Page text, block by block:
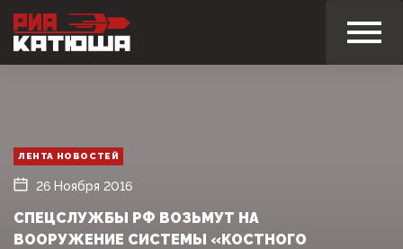
ЛЕНТА НОВОСТЕЙ
26 Ноября 2016
СПЕЦСЛУЖБЫ РФ ВОЗЬМУТ НА
ВООРУЖЕНИЕ СИСТЕМЫ «КОСТНОГО